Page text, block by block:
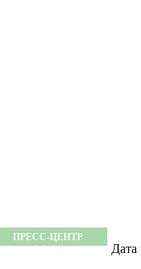
ПРЕСС-ЦЕНТР
Дата